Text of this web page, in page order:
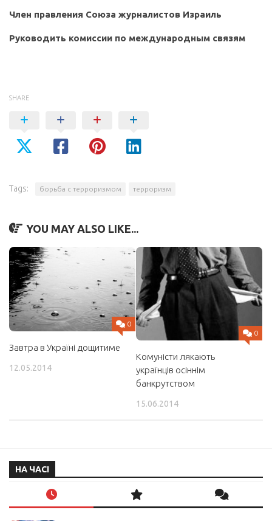
Член правления Союза журналистов Израиль
Руководить комиссии по международным связям
SHARE
Tags: борьба с терроризмом терроризм
YOU MAY ALSO LIKE...
0
Завтра в Україні дощитиме
12.05.2014
0
Комуністи лякають
українців осіннім
банкрутством
15.06.2014
НА ЧАСІ